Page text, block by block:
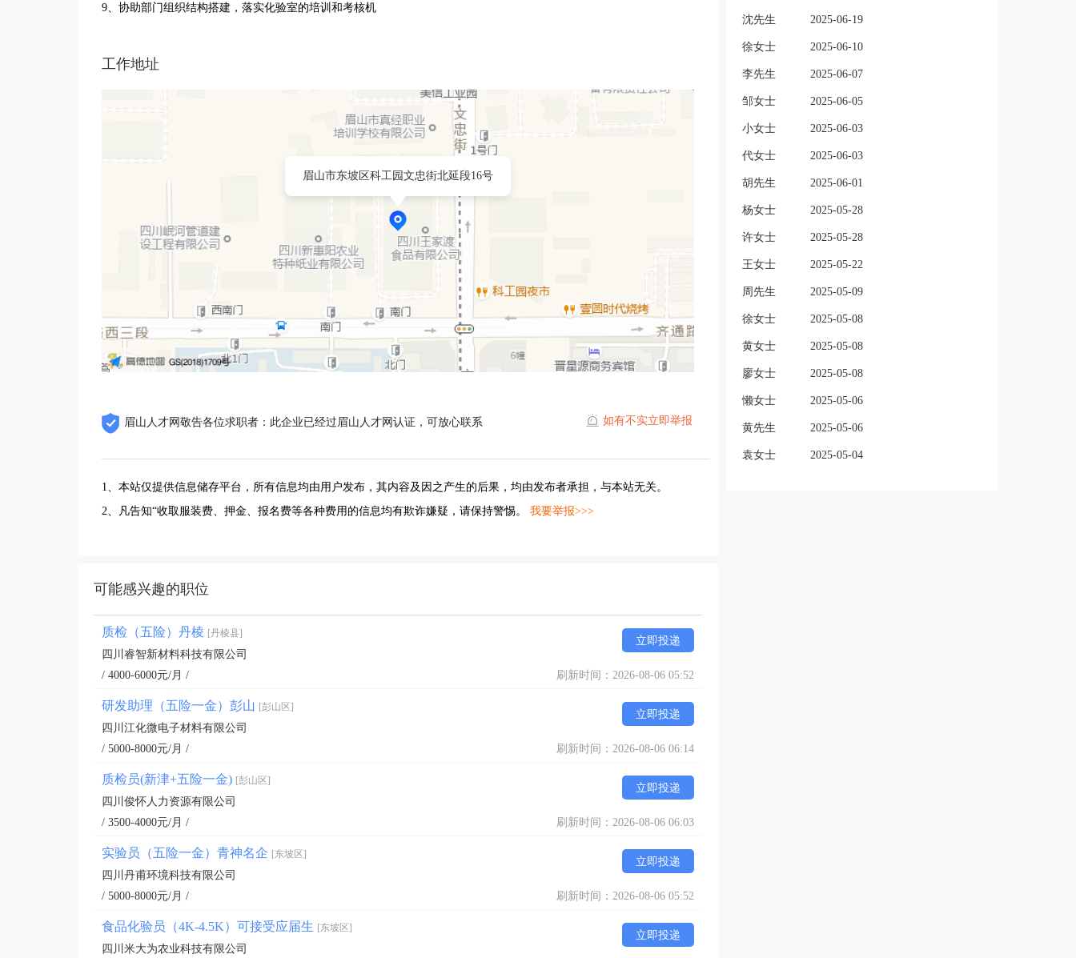
9、协助部门组织结构搭建，落实化验室的培训和考核机
工作地址
眉山市东坡区科工园文忠街北延段16号
眉山人才网敬告各位求职者：此企业已经过眉山人才网认证，可放心联系 如有不实立即举报
1、本站仅提供信息储存平台，所有信息均由用户发布，其内容及因之产生的后果，均由发布者承担，与本站无关。
2、凡告知“收取服装费、押金、报名费等各种费用的信息均有欺诈嫌疑，请保持警惕。 我要举报>>>
可能感兴趣的职位
质检（五险）丹棱 [丹棱县]
立即投递
四川睿智新材料科技有限公司
/ 4000-6000元/月 /
刷新时间：2026-08-06 05:52
研发助理（五险一金）彭山 [彭山区]
立即投递
四川江化微电子材料有限公司
/ 5000-8000元/月 /
刷新时间：2026-08-06 06:14
质检员(新津+五险一金) [彭山区]
立即投递
四川俊怀人力资源有限公司
/ 3500-4000元/月 /
刷新时间：2026-08-06 06:03
实验员（五险一金）青神名企 [东坡区]
立即投递
四川丹甫环境科技有限公司
/ 5000-8000元/月 /
刷新时间：2026-08-06 05:52
食品化验员（4K-4.5K）可接受应届生 [东坡区]
立即投递
四川米大为农业科技有限公司
沈先生 2025-06-19
徐女士 2025-06-10
李先生 2025-06-07
邹女士 2025-06-05
小女士 2025-06-03
代女士 2025-06-03
胡先生 2025-06-01
杨女士 2025-05-28
许女士 2025-05-28
王女士 2025-05-22
周先生 2025-05-09
徐女士 2025-05-08
黄女士 2025-05-08
廖女士 2025-05-08
懒女士 2025-05-06
黄先生 2025-05-06
袁女士 2025-05-04